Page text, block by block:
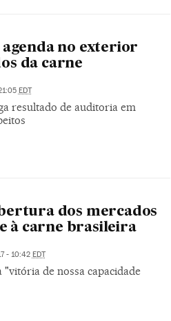
no exterior
da carne
EDT
resultado de auditoria em
dos mercados
à carne brasileira
- 10:42 EDT
de nossa capacidade